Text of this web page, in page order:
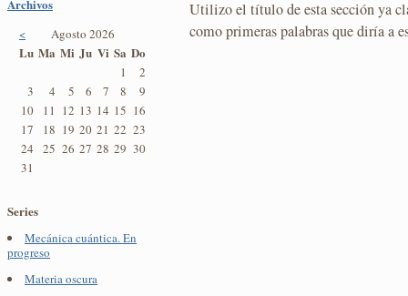
Archivos
< Agosto 2026
Lu Ma Mi Ju Vi Sa Do
1
2
3
4 5 6 7 8
9
10
11 12 13 14 15 16
17
18 19 20 21 22 23
24
25 26 27 28 29 30
31
Series
Mecánica cuántica. En
progreso
Materia oscura
Utilizo el título de esta sección ya
como primeras palabras que diría a